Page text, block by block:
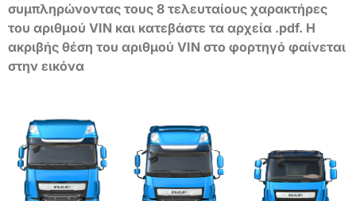
συμπληρώνοντας τους 8 τελευταίους χαρακτήρες
του αριθμού VIN και κατεβάστε τα αρχεία .pdf. Η
ακριβής θέση του αριθμού VIN στο φορτηγό φαίνεται
στην εικόνα